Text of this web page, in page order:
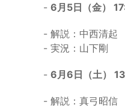
- 6月5日（金）
- 解説：中西清起
- 実況：山下剛
- 6月6日（土）
- 解説：真弓昭信